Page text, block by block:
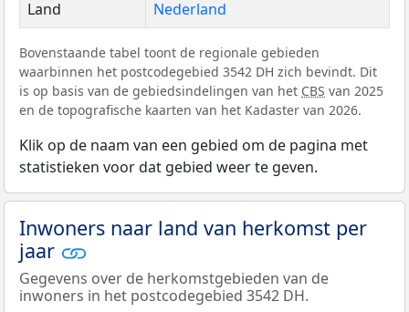
Land
Nederland
Bovenstaande tabel toont de regionale gebieden
waarbinnen het postcodegebied 3542 DH zich bevindt. Dit
is op basis van de gebiedsindelingen van het CBS van 2025
en de topografische kaarten van het Kadaster van 2026.
Klik op de naam van een gebied om de pagina met
statistieken voor dat gebied weer te geven.
Inwoners naar land van herkomst per
jaar
Gegevens over de herkomstgebieden van de
inwoners in het postcodegebied 3542 DH.